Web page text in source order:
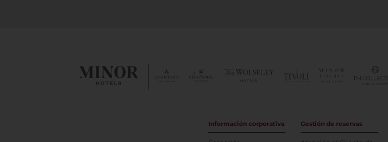
Información corporativa Gestión de reservas